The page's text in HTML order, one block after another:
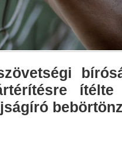
ítélte